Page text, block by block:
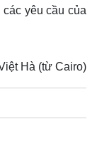
yêu cầu của
Hà (từ Cairo)